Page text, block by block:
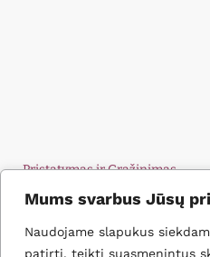
Mums svarbus Jūsų
Naudojame slapukus
patirtį, teikti suasmenintus
Pristatymas ir Grąžinimas
Privatumo politika